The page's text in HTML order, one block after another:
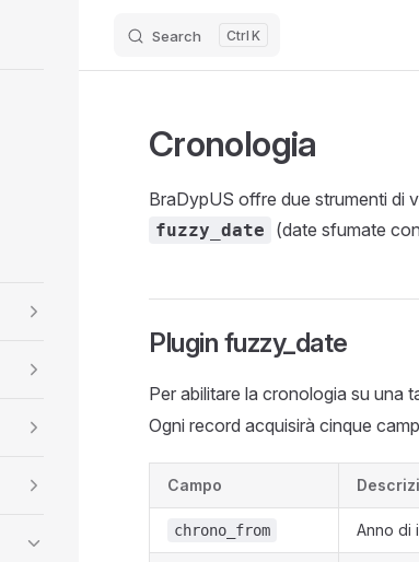
Search K
Cronologia
BraDypUS offre due strumenti di
fuzzy_date (date sfumate
Plugin fuzzy_date
Per abilitare la cronologia su una
Ogni record acquisirà cinque
Campo
chrono_from Anno di